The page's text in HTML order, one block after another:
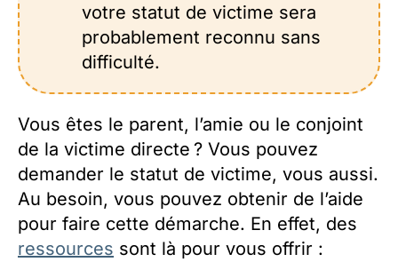
votre statut de victime sera
probablement reconnu sans
difficulté.
Vous êtes le parent, l’amie ou le conjoint
de la victime directe ? Vous pouvez
demander le statut de victime, vous aussi.
Au besoin, vous pouvez obtenir de l’aide
pour faire cette démarche. En effet, des
ressources sont là pour vous offrir :